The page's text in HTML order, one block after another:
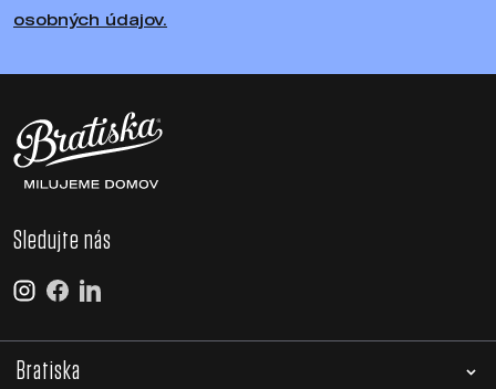
osobných údajov.
Sledujte nás
Bratiska